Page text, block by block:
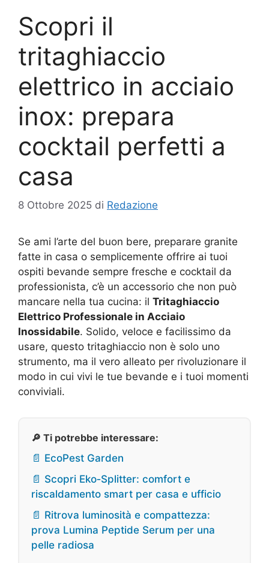
Scopri il
tritaghiaccio
elettrico in acciaio
inox: prepara
cocktail perfetti a
casa
8 Ottobre 2025 di Redazione
Se ami l’arte del buon bere, preparare granite
fatte in casa o semplicemente offrire ai tuoi
ospiti bevande sempre fresche e cocktail da
professionista, c’è un accessorio che non può
mancare nella tua cucina: il Tritaghiaccio
Elettrico Professionale in Acciaio
Inossidabile. Solido, veloce e facilissimo da
usare, questo tritaghiaccio non è solo uno
strumento, ma il vero alleato per rivoluzionare il
modo in cui vivi le tue bevande e i tuoi momenti
conviviali.
🔎 Ti potrebbe interessare:
📄 EcoPest Garden
📄 Scopri Eko‑Splitter: comfort e
riscaldamento smart per casa e ufficio
📄 Ritrova luminosità e compattezza:
prova Lumina Peptide Serum per una
pelle radiosa